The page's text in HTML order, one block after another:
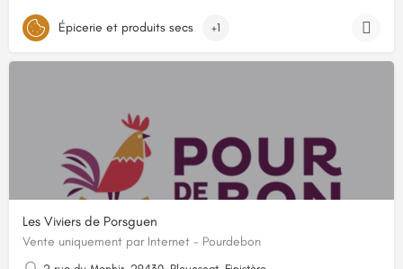
Épicerie et produits secs +1
Les Viviers de Porsguen
Vente uniquement par Internet - Pourdebon